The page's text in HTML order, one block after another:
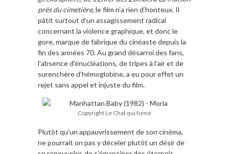
près du cimetière, le film n’a rien d’honteux. Il
pâtit surtout d’un assagissement radical
concernant la violence graphique, et donc le
gore, marque de fabrique du cinéaste depuis la
fin des années 70. Au grand désarroi des fans,
l’absence d’énucléations, de tripes à l’air et de
surenchère d’hémoglobine, a eu pour effet un
rejet sans appel et injuste du film.
Copyright Le Chat qui fume
Plutôt qu’un appauvrissement de son cinéma,
ne pourrait on pas y déceler plutôt un désir de